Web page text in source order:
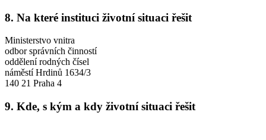
8. Na které instituci životní situaci řešit
Ministerstvo vnitra
odbor správních činností
oddělení rodných čísel
náměstí Hrdinů 1634/3
140 21 Praha 4
9. Kde, s kým a kdy životní situaci řešit